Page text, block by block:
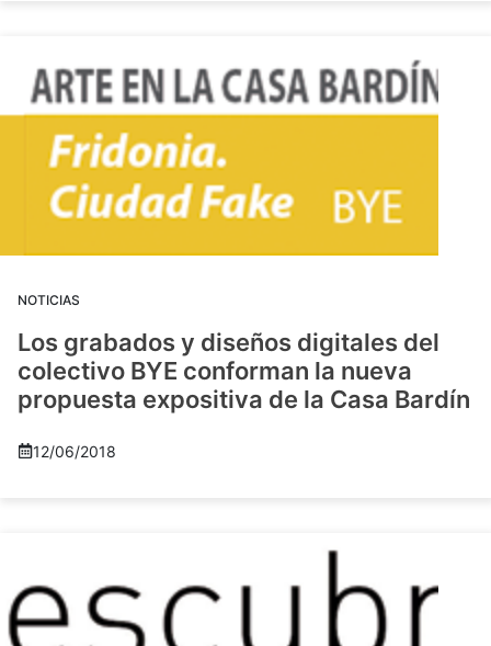
NOTICIAS
Los grabados y diseños digitales del
colectivo BYE conforman la nueva
propuesta expositiva de la Casa Bardín
12/06/2018